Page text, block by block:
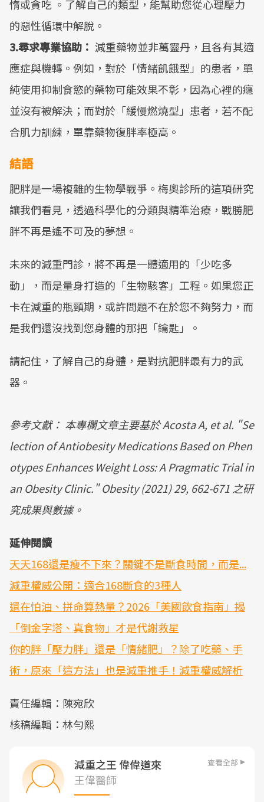
惰或貪吃 。了解自己的類型，能幫助您從心理壓力
的惡性循環中解脫。
3.尋求專業協助： 減重藥物並非萬靈丹，且各有其適
應症與機轉。例如，對於「情緒飢餓型」的患者，單
純使用抑制食慾的藥物可能效果不彰，因為心裡的癮
並沒有被解決；而對於「緩慢燃燒型」患者，若不配
合肌力訓練，單靠藥物復胖率極高。
結語
肥胖是一場複雜的生物學戰爭。梅奧診所的這項研究
讓我們看見，透過科學化的分類與精準治療，戰勝肥
胖不再是遙不可及的夢想。
未來的減重門診，將不再是一體適用的「少吃多
動」，而是量身打造的「生物駭客」工程。如果您正
卡在減重的瓶頸期，或許問題不在於您不夠努力，而
是我們還沒找到您身體的那把「鑰匙」。
請記住，了解自己的身體，是對抗肥胖最有力的武
器。
參考文獻： 本專欄文章主要基於 Acosta A, et al. "Se
lection of Antiobesity Medications Based on Phen
otypes Enhances Weight Loss: A Pragmatic Trial in
an Obesity Clinic." Obesity (2021) 29, 662-671 之研
究成果與數據。
延伸閱讀
天天168還是瘦不下來？關鍵不是斷食時間，而是...
減重權威公開：適合168斷食的3種人
還在怕油、拼命算熱量？2026「美國飲食指南」揭
「倒金字塔、真食物」才是代謝救星
你的胖「壓力胖」還是「情緒肥」？除了吃藥、手
術，原來「這方法」也是減重推手！減重權威解析
責任編輯：陳宛欣
核稿編輯：林勻熙
減重之王 偉偉道來 查看全部
王偉醫師